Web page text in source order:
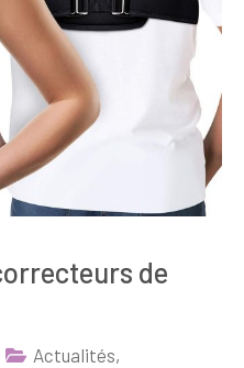
de
Actualités,